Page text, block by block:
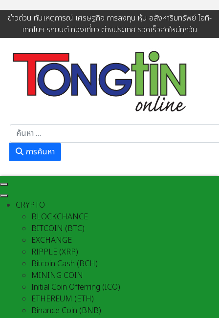
ข่าวด่วน ทันเหตุการณ์ เศรษฐกิจ การลงทุน หุ้น อสังหาริมทรัพย์ ไอที-
เทคโนฯ รถยนต์ ท่องเที่ยว ต่างประเทศ รวดเร็วสดใหม่ทุกวัน
การค้นหา
CRYPTO
BLOCKCHANCE
BITCOIN (BTC)
EXCHANGE
RIPPLE (XRP)
Bitcoin Cash (BCH)
MINING COIN
Initial Coin Offerring (ICO)
ETHEREUM (ETH)
Binance Coin (BNB)